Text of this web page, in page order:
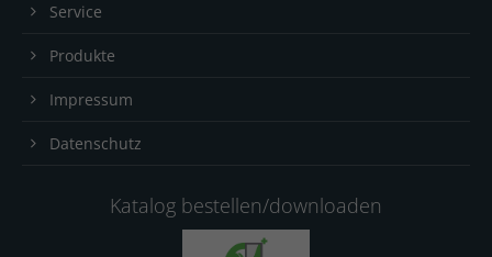
Service
Produkte
Impressum
Datenschutz
Katalog bestellen/downloaden